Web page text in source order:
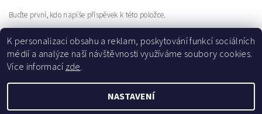
Buďte první, kdo napíše příspěvek k této položce.
Přidat komentář
2026 ©eDistribuce.cz, všechna práva vyhrazenaUpravit nastavení cookies
K personalizaci obsahu a reklam, poskytování funkcí sociálních
médií a analýze naší návštěvnosti využíváme soubory cookies.
Více informacízde.
NASTAVENÍ